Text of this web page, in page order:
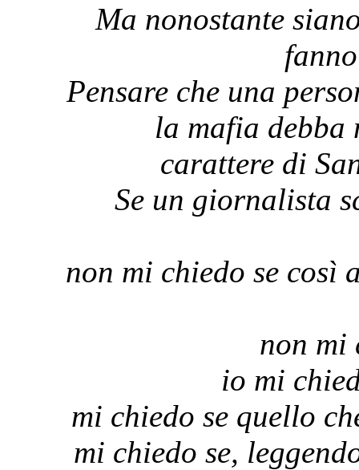
Ma nonostante
Pensare che una
la mafia debba
carattere di
Se un giornalista
non mi chiedo se così
non mi
io mi
mi chiedo se quello
mi chiedo se,